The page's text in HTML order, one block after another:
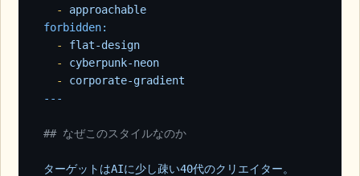
-
approachable
forbidden:
-
flat-design
-
cyberpunk-neon
-
corporate-gradient
## なぜこのスタイルなのか
ターゲットはAIに少し疎い40代のクリエイター。